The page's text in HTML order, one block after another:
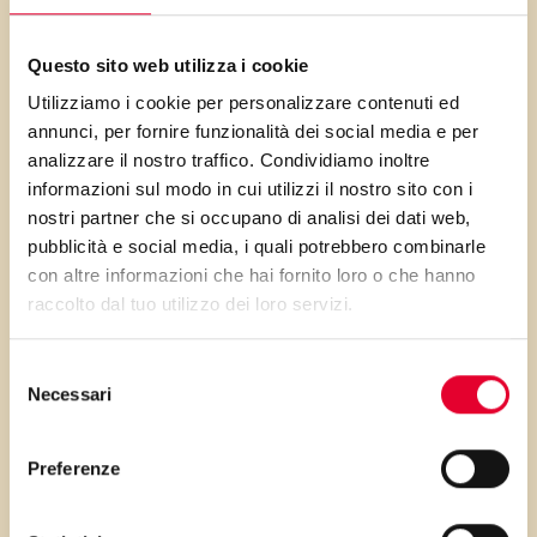
Questo sito web utilizza i cookie
Utilizziamo i cookie per personalizzare contenuti ed
annunci, per fornire funzionalità dei social media e per
analizzare il nostro traffico. Condividiamo inoltre
informazioni sul modo in cui utilizzi il nostro sito con i
nostri partner che si occupano di analisi dei dati web,
pubblicità e social media, i quali potrebbero combinarle
con altre informazioni che hai fornito loro o che hanno
raccolto dal tuo utilizzo dei loro servizi.
delNecessari
Preferenze
semplici gesti quotidiani per godere
della natura.
Partiamo con qualche consiglio per
laCura della Casa
Pulizia delle superfici. Mescola
succo di limone con acqua e
bicarbonato di sodio per
creare un potente detergente
cucina, bagno e persino vetri, il
tutto lasciando un gradevole
profumo agrumato.